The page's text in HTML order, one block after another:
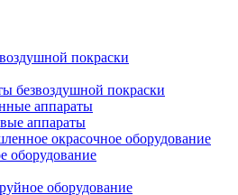
покраски
безвоздушной покраски
аппараты
аппараты
окрасочное оборудование
оборудование
оборудование